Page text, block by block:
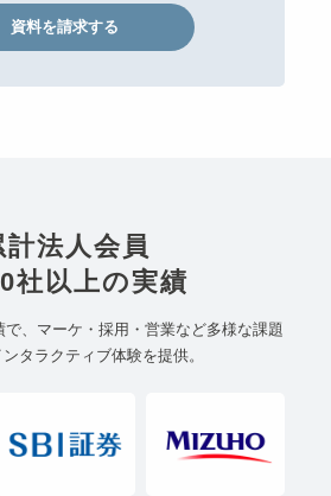
資料を請求する
計法⼈会員
社以上の実績
で、マーケ・採用・営業など多様な課題
タラクティブ体験を提供。